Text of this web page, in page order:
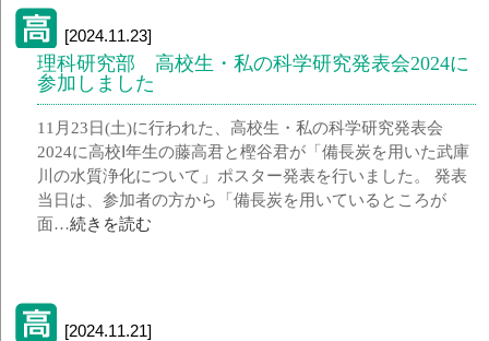
[2024.11.23]
理科研究部 高校生・私の科学研究発表会2024に
参加しました
11月23日(土)に行われた、高校生・私の科学研究発表会
2024に高校Ⅰ年生の藤高君と樫谷君が「備長炭を用いた武庫
川の水質浄化について」ポスター発表を行いました。 発表
当日は、参加者の方から「備長炭を用いているところが
面…続きを読む
[2024.11.21]